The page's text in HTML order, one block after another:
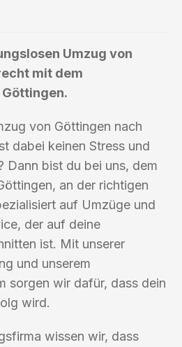
Umzug von
mit dem
von Göttingen nach
dabei keinen Stress und
Dann bist du bei uns, dem
an der richtigen
auf Umzüge und
der auf deine
ist. Mit unserer
und unserem
sorgen wir dafür, dass dein
wird.
wissen wir, dass